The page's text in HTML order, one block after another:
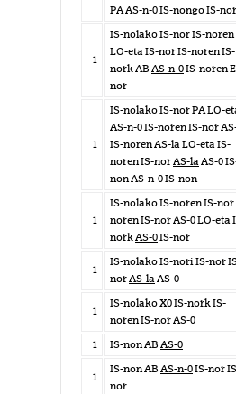
PA AS-n-0 IS-nongo IS-nor
1
IS-nolako IS-nor IS-noren
LO-eta IS-nor IS-noren IS-
nork AB AS-n-0IS-noren
nor
1
IS-nolako IS-nor PA LO-
AS-n-0 IS-noren IS-nor
IS-noren AS-la LO-eta IS-
noren IS-norAS-laAS-0
non AS-n-0 IS-non
1
IS-nolako IS-noren IS-nor
noren IS-nor AS-0 LO-eta
norkAS-0IS-nor
1
IS-nolako IS-nori IS-nor
norAS-laAS-0
1
IS-nolako X0 IS-nork IS-
noren IS-norAS-0
1
IS-non AB AS-0
1
IS-non AB AS-n-0IS-nor
nor